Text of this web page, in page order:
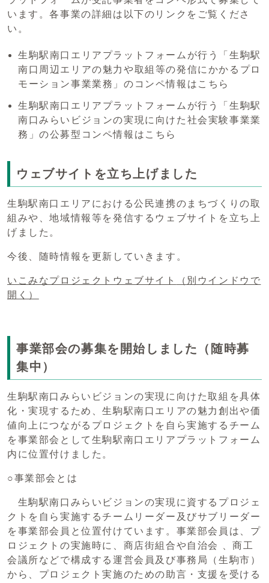
います。各事業の詳細は以下のリンクをご覧くださ
い。
生駒駅南口エリアプラットフォームが行う「生駒駅
南口周辺エリアの魅力や取組等の発信にかかるプロ
モーション事業業務」のコンペ情報はこちら
生駒駅南口エリアプラットフォームが行う「生駒駅
南口みらいビジョンの実現に向けた社会実験事業業
務」の公募型コンペ情報はこちら
ウェブサイトを立ち上げました
生駒駅南口エリアにおける公民連携のまちづくりの取
組みや、地域情報等を発信するウェブサイトを立ち上
げました。
今後、随時情報を更新していきます。
いこみなプロジェクトウェブサイト
（別ウインドウで
開く）
事業部会の募集を開始しました（随時募
集中）
生駒駅南口みらいビジョンの実現に向けた取組を具体
化・実現するため、生駒駅南口エリアの魅力創出や価
値向上につながるプロジェクトを自ら実施するチーム
を事業部会として生駒駅南口エリアプラットフォーム
内に位置付けました。
○事業部会とは
生駒駅南口みらいビジョンの実現に資するプロジェ
クトを自ら実施するチームリーダー及びサブリーダー
を事業部会員と位置付けています。事業部会員は、プ
ロジェクトの実施時に、商店街組合や自治会 、商工
会議所などで構成する運営会員及び事務局（生駒市）
から、プロジェクト実施のための助言・支援を受ける